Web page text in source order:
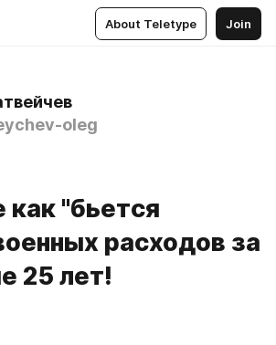
About Teletype Join
oleg
как "бьется
расходов за
25 лет!